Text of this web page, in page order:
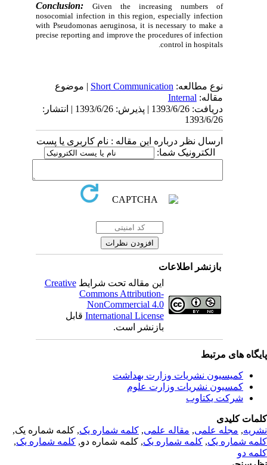
Conclusion:Given the increasing numbers of
nosocomial infection in this region, especially infection
with Pseudomonas aeruginosa, it is necessary to make a
precise reporting and improve the procedures of infection
control in hospitals.
نوع مطالعه:Short Communication| موضوع
مقاله:Internal
دریافت: 1393/6/26 | پذیرش: 1393/6/26 | انتشار:
1393/6/26
ارسال نظر درباره این مقاله : نام کاربری یا پست
الکترونیک شما:
بازنشر اطلاعات
این مقاله تحت شرایطCreative
Commons Attribution-
NonCommercial 4.0
International Licenseقابل
بازنشر است.
های مرتبط
کمیسیون نشریات وزارت بهداشت
کمسیون نشریات وزارت علوم
شرکت یکتاوب
کلیدی
,مجله علمی, مقاله علمی, کلمه شماره یک, کلمه شماره یک,
شماره یک,کلمه شماره یک, کلمه شماره دو,کلمه شماره یک,
دو